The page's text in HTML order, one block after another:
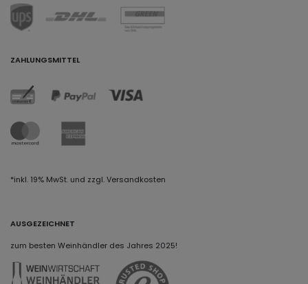
ZAHLUNGSMITTEL
*inkl. 19% MwSt. und zzgl. Versandkosten
AUSGEZEICHNET
zum besten Weinhändler des Jahres 2025!